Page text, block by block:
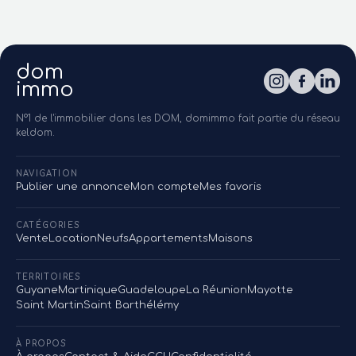
dom
immo
N°1 de l'immobilier dans les DOM, domimmo fait partie du réseau
keldom.
NAVIGATION
Publier une annonceMon compteMes favoris
CATÉGORIES
Vente LocationNeufsAppartementsMaisons
TERRITOIRES
GuyaneMartiniqueGuadeloupe La RéunionMayotte
Saint MartinSaint Barthélémy
À PROPOS